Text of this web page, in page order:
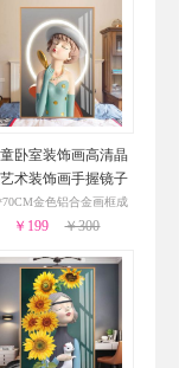
童卧室装饰画高清晶
术装饰画手握镜子
孩适合卧室的装饰
金色铝合金画框成
￥199 ￥300